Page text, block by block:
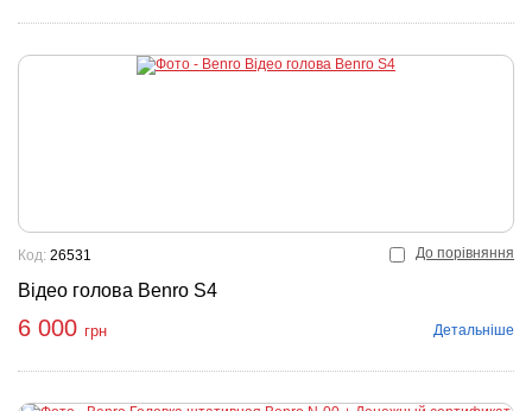
До порівняння
Відео голова Benro S4
Код: 26531
6 000 грн Детальніше